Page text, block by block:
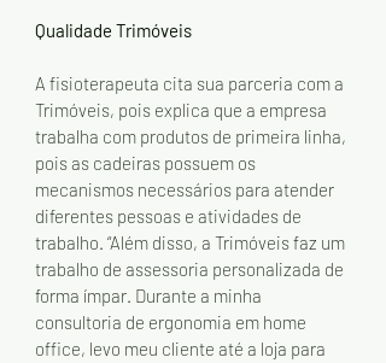
Qualidade Trimóveis
A fisioterapeuta cita sua parceria com a
Trimóveis, pois explica que a empresa
trabalha com produtos de primeira linha,
pois as cadeiras possuem os
mecanismos necessários para atender
diferentes pessoas e atividades de
trabalho. “Além disso, a Trimóveis faz um
trabalho de assessoria personalizada de
forma ímpar. Durante a minha
consultoria de ergonomia em home
office, levo meu cliente até a loja para